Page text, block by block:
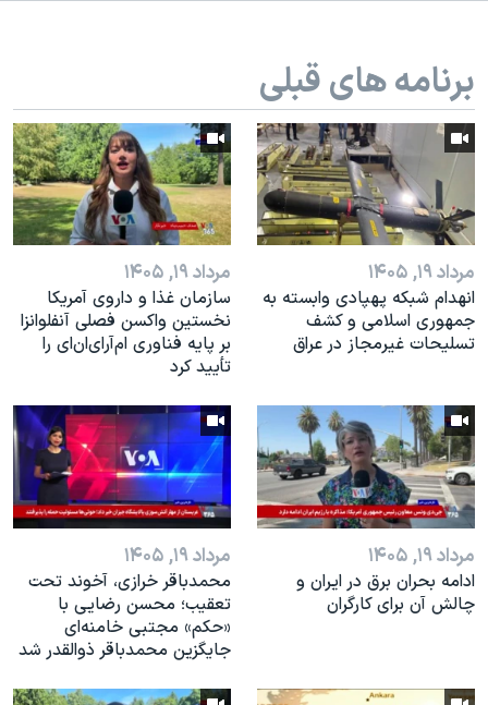
همایش محافظه‌کاران آمریکا «سی‌پک»
صفحه‌های ویژه
سفر پرزیدنت ترامپ به چین
برنامه های قبلی
مرداد ۱۹, ۱۴۰۵
انهدام شبکه پهپادی وابسته به
جمهوری اسلامی و کشف
تسلیحات غیرمجاز در عراق
مرداد ۱۹, ۱۴۰۵
سازمان غذا و داروی آمریکا
نخستین واکسن فصلی آنفلوانزا
بر پایه فناوری ام‌آر‌ای‌ان‌ای را
تأیید کرد
مرداد ۱۹, ۱۴۰۵
ادامه بحران برق در ایران و
چالش آن برای کارگران
مرداد ۱۹, ۱۴۰۵
محمدباقر خرازی، آخوند تحت
تعقیب؛ محسن رضایی با
«حکم» مجتبی خامنه‌ای
جایگزین محمدباقر ذوالقدر شد